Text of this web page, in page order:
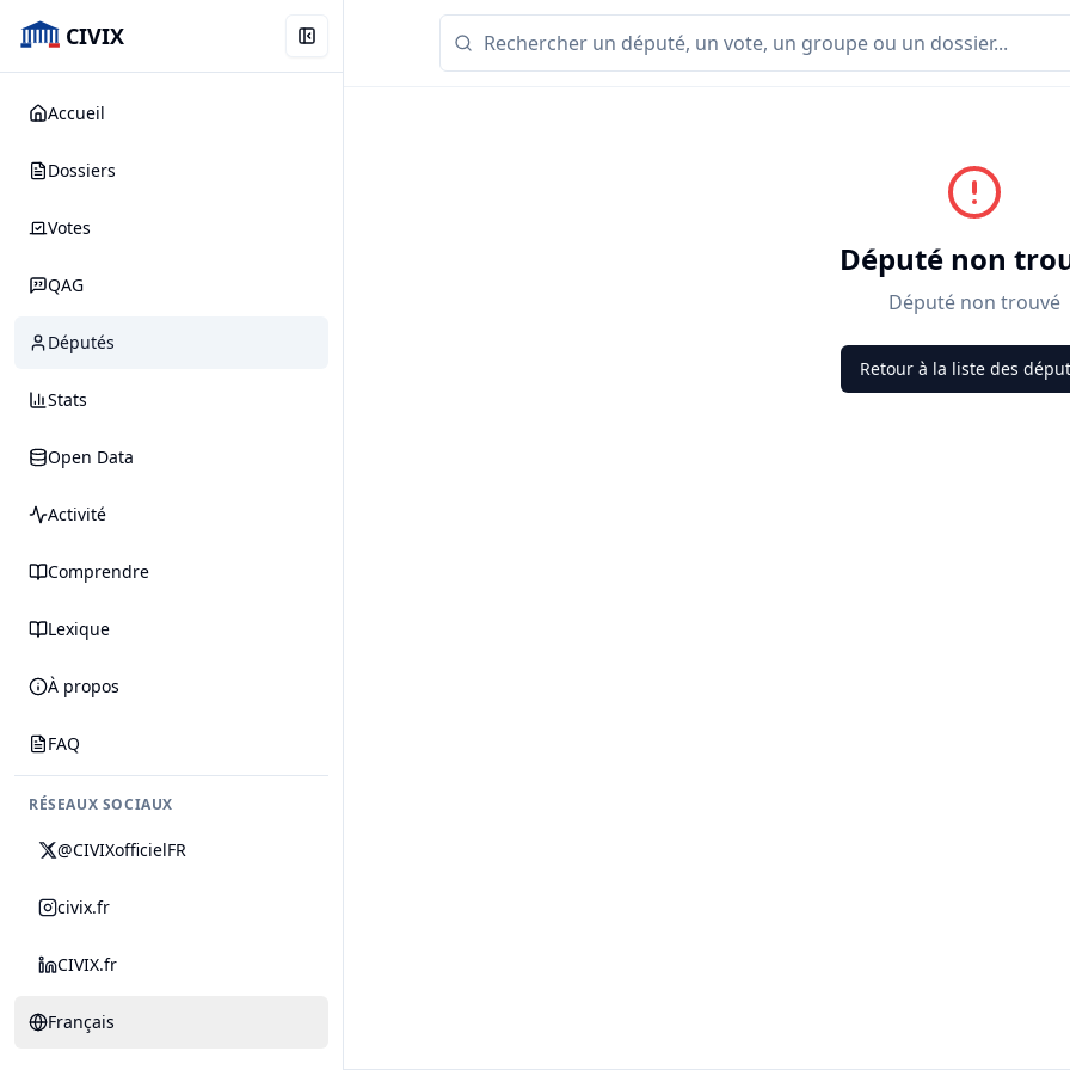
CIVIX
Accueil
Dossiers
Votes
QAG
Députés
Stats
Open Data
Activité
Comprendre
Lexique
À propos
FAQ
RÉSEAUX SOCIAUX
@CIVIXofficielFR
civix.fr
CIVIX.fr
Français
Député non
Député non trouvé
Retour à la liste des